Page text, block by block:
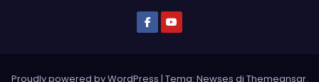
Proudly powered by WordPress | Tema: Newses di Themeansar.